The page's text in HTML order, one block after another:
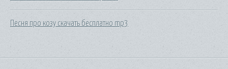
Песня про козу скачать бесплатно mp3